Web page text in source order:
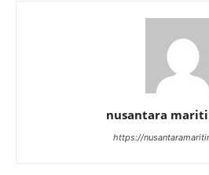
nusantara
https://